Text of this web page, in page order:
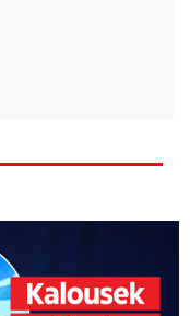
nesmířil!